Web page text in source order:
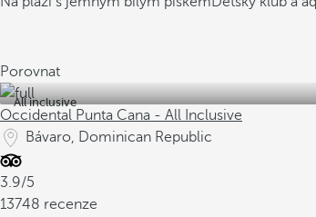
Porovnat
All inclusive
Occidental Punta Cana - All Inclusive
Bávaro, Dominican Republic
3.9/5
13748 recenze